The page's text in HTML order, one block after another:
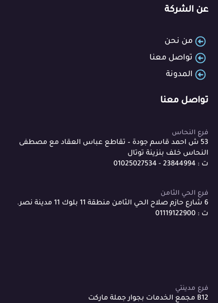
عن الشركة
من نحن
تواصل معنا
المدونة
تواصل معنا
فرع النحاس
53 ش احمد قاسم جودة – تقاطع عباس العقاد مع مصطفى
النحاس خلف بنزينة توتال
ت : 23844994 - 01025027534
فرع الحي الثامن
6 شارع حازم صلاح الحي الثامن منطقة 11 بلوك 11 مدينة نصر.
ت : 01119122900
فرع مدينتي
B12 مجمع الخدمات بجوار جملة ماركت